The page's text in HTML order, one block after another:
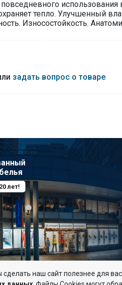
тепло. Улучшенный
Износостойкость.
задать вопрос о товаре
лет!
наш сайт полезнее для